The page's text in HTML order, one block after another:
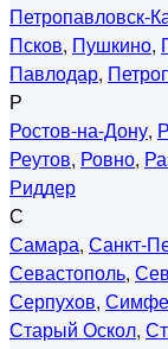
Петропавловск-
Псков, Пушкино,
Павлодар,
Р
Ростов-на-Дону,
Реутов, Ровно,
Риддер
С
Самара, Санкт-
Севастополь,
Серпухов,
Старый Оскол,